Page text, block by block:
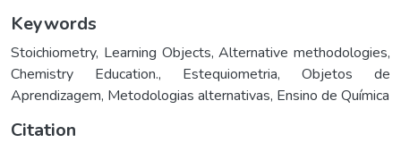
Keywords
Stoichiometry, Learning Objects,Alternative methodologies,
Chemistry Education., Estequiometria, Objetos de
Aprendizagem, Metodologias alternativas, Ensino de Química
Citation